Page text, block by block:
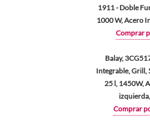
1911 - Doble
1000 W, Acero
Comprar
Balay,
Integrable, Grill,
25 l, 1450W,
Comprar